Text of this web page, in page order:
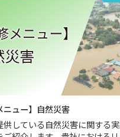
ニュー】自然災害
供している自然災害に関する